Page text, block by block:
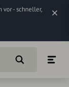
vor - schneller,